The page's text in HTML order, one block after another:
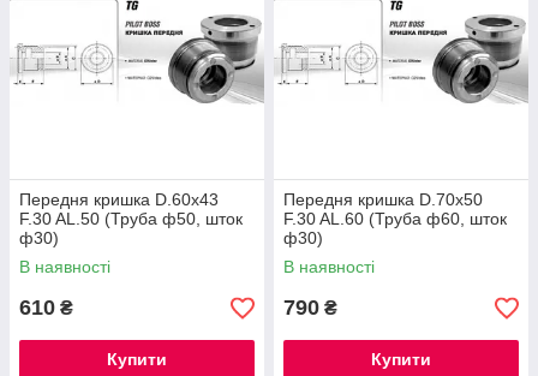
Передня кришка D.60x43
F.30 AL.50 (Труба ф50, шток
ф30)
В наявності
610 ₴
Купити
Передня кришка D.70x50
F.30 AL.60 (Труба ф60, шток
ф30)
В наявності
790 ₴
Купити